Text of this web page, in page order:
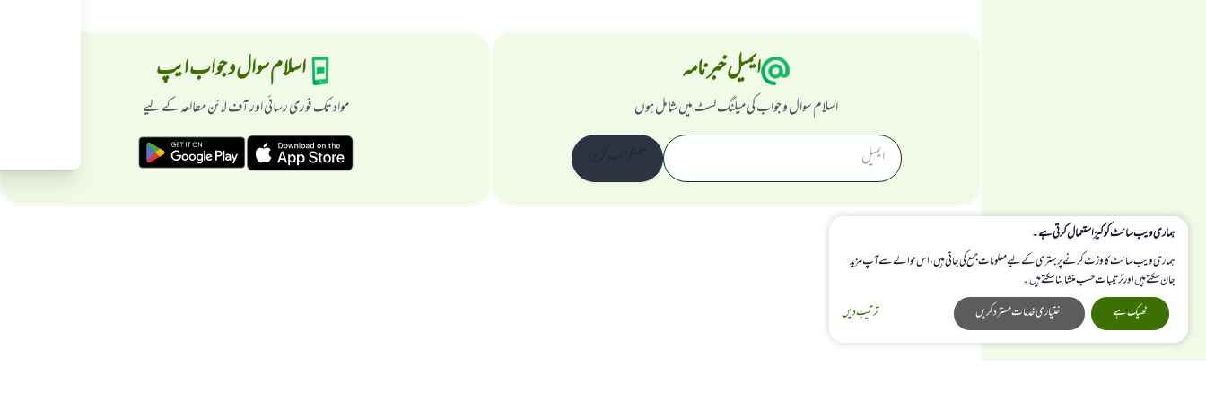
ایمیل خبرنامہ
اسلام سوال و جواب کی میلنگ لسٹ میں شامل ہوں
اسلام سوال و جواب ایپ
مواد تک فوری رسائی اور آف لائن مطالعہ کے لیے
ہماری ویب سائٹ کوکیز استعمال کرتی ہے۔
ہماری ویب سائٹ کا وزٹ کرنے پر بہتری کے لیے معلومات جمع کی جاتی ہیں، اس حوالے سے آپ مزید
جان سکتے ہیں اور ترتیبات حسب منشا بنا سکتے ہیں۔
ترتیب دیں
اختیاری خدمات مسترد کریں ٹھیک ہے